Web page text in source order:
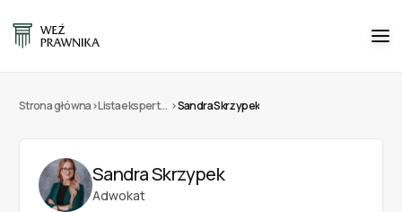
Strona główna> Lista ekspertów >Sandra Skrzypek
Sandra Skrzypek
Adwokat